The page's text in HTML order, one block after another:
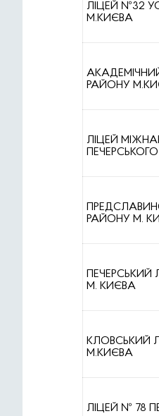
ЛІЦЕЙ №32
М.КИЄВА
РАЙОНУ
ЛІЦЕЙ
РАЙОНУ М.
М. КИЄВА
КЛОВСЬКИЙ
М.КИЄВА
ЛІЦЕЙ № 78